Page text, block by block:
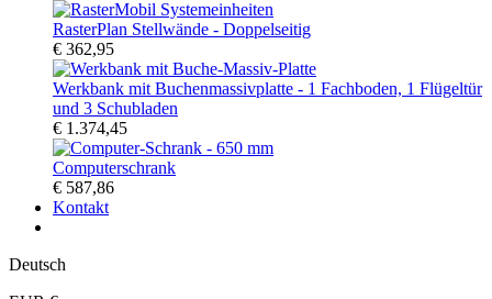
RasterPlan Stellwände - Doppelseitig
€ 362,95
Werkbank mit Buchenmassivplatte - 1 Fachboden, 1 Flügeltür
und 3 Schubladen
€ 1.374,45
Computerschrank
€ 587,86
Kontakt
Deutsch